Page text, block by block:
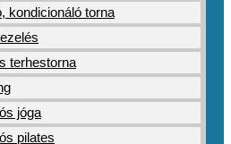
kondicionáló torna
terhestorna
jóga
pilates